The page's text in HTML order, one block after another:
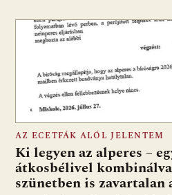
AZ ECETFÁK ALÓL JELENTEM
Ki legyen az alperes –
átkosbélivel
szünetben is zavartalan